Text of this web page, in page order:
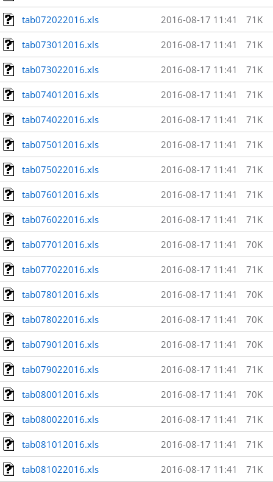
tab072022016.xls 2016-08-17 11:41 71K
tab073012016.xls 2016-08-17 11:41 71K
tab073022016.xls 2016-08-17 11:41 71K
tab074012016.xls 2016-08-17 11:41 71K
tab074022016.xls 2016-08-17 11:41 71K
tab075012016.xls 2016-08-17 11:41 71K
tab075022016.xls 2016-08-17 11:41 71K
tab076012016.xls 2016-08-17 11:41 71K
tab076022016.xls 2016-08-17 11:41 71K
tab077012016.xls 2016-08-17 11:41 70K
tab077022016.xls 2016-08-17 11:41 71K
tab078012016.xls 2016-08-17 11:41 70K
tab078022016.xls 2016-08-17 11:41 70K
tab079012016.xls 2016-08-17 11:41 70K
tab079022016.xls 2016-08-17 11:41 71K
tab080012016.xls 2016-08-17 11:41 70K
tab080022016.xls 2016-08-17 11:41 71K
tab081012016.xls 2016-08-17 11:41 71K
tab081022016.xls 2016-08-17 11:41 71K